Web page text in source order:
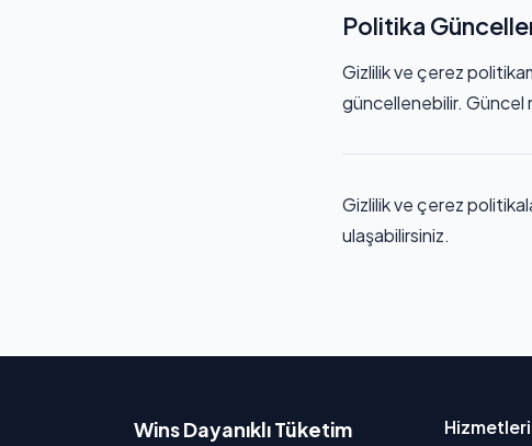
Politika
Gizlilik ve çerez
güncellenebilir. Güncel
Gizlilik ve çerez
ulaşabilirsiniz.
Wins Dayanıklı Tüketim